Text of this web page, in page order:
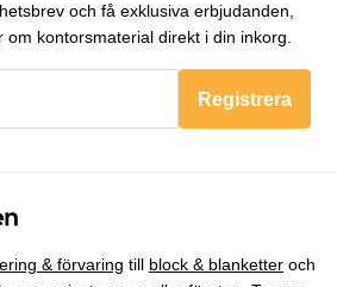
och få exklusiva erbjudanden,
kontorsmaterial direkt i din inkorg.
Registrera
& förvaring till block & blanketter och